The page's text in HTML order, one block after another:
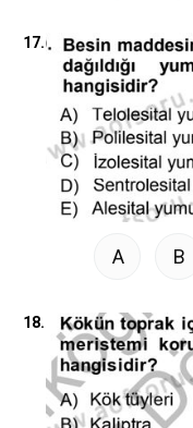
17.
A B
18.